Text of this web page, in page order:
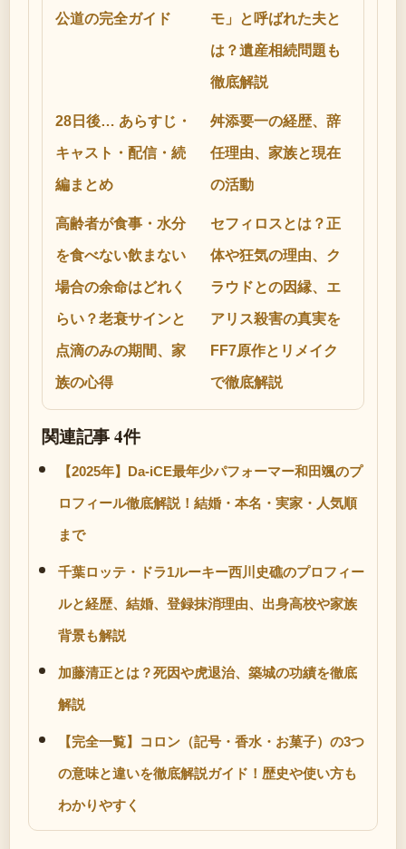
公道の完全ガイド モ」と呼ばれた夫と
は？遺産相続問題も
徹底解説
28日後… あらすじ・
キャスト・配信・続
編まとめ
舛添要一の経歴、辞
任理由、家族と現在
の活動
高齢者が食事・水分
を食べない飲まない
場合の余命はどれく
らい？老衰サインと
点滴のみの期間、家
族の心得
セフィロスとは？正
体や狂気の理由、ク
ラウドとの因縁、エ
アリス殺害の真実を
FF7原作とリメイク
で徹底解説
関連記事 4件
【2025年】Da-iCE最年少パフォーマー和田颯のプ
ロフィール徹底解説！結婚・本名・実家・人気順
まで
千葉ロッテ・ドラ1ルーキー西川史礁のプロフィー
ルと経歴、結婚、登録抹消理由、出身高校や家族
背景も解説
加藤清正とは？死因や虎退治、築城の功績を徹底
解説
【完全一覧】コロン（記号・香水・お菓子）の3つ
の意味と違いを徹底解説ガイド！歴史や使い方も
わかりやすく